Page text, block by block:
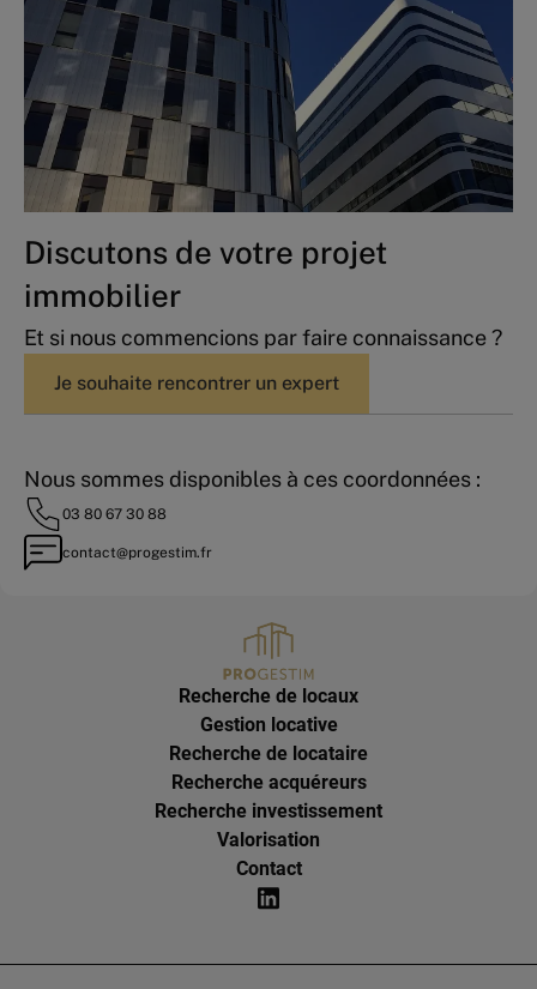
Discutons de votre projet
immobilier
Et si nous commencions par faire connaissance ?
Je souhaite rencontrer un expert
Nous sommes disponibles à ces coordonnées :
03 80 67 30 88
contact@progestim.fr
Recherche de locaux
Gestion locative
Recherche de locataire
Recherche acquéreurs
Recherche investissement
Valorisation
Contact